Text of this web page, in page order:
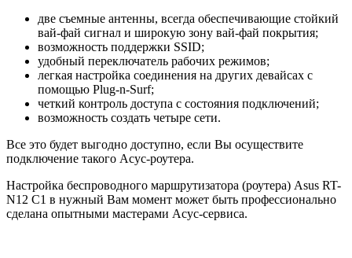
две съемные антенны, всегда обеспечивающие стойкий
вай-фай сигнал и широкую зону вай-фай покрытия;
возможность поддержки SSID;
удобный переключатель рабочих режимов;
легкая настройка соединения на других девайсах с
помощью Plug-n-Surf;
четкий контроль доступа с состояния подключений;
возможность создать четыре сети.
Все это будет выгодно доступно, если Вы осуществите
подключение такого Асус-роутера.
Настройка беспроводного маршрутизатора (роутера) Asus RT-
N12 C1 в нужный Вам момент может быть профессионально
сделана опытными мастерами Асус-сервиса.